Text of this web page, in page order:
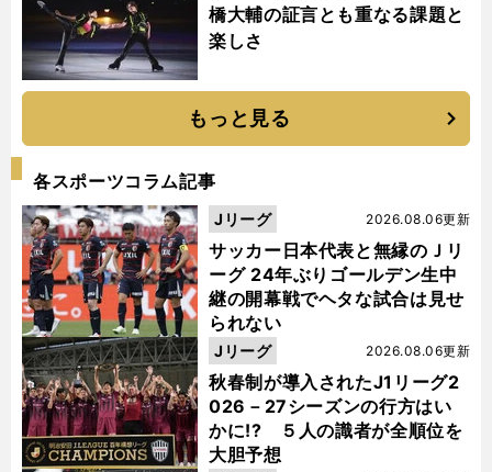
橋大輔の証言とも重なる課題と
楽しさ
もっと見る
各スポーツコラム記事
サッカー日本代表と無縁のＪリ
ーグ 24年ぶりゴールデン生中
継の開幕戦でヘタな試合は見せ
られない
2026.08.06更新
Jリーグ
秋春制が導入されたJ1リーグ2
026－27シーズンの行方はい
かに!? ５人の識者が全順位を
大胆予想
2026.08.06更新
Jリーグ